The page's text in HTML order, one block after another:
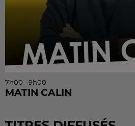
7h00 - 9h00
MATIN CALIN